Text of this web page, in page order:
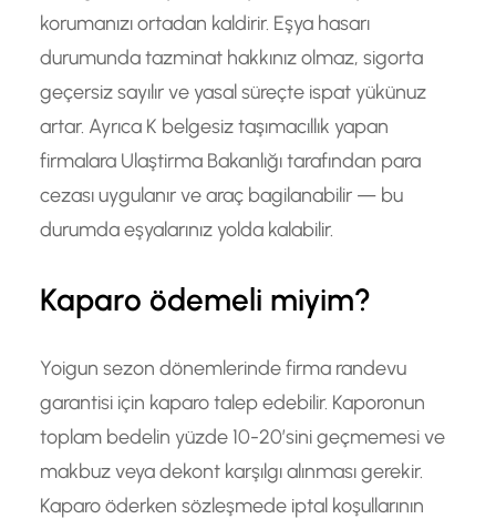
korumanızı ortadan kaldirir. Eşya hasarı
durumunda tazminat hakkınız olmaz, sigorta
geçersiz sayılır ve yasal süreçte ispat yükünuz
artar. Ayrıca K belgesiz taşımacıllık yapan
firmalara Ulaştirma Bakanlığı tarafından para
cezası uygulanır ve araç bagilanabilir — bu
durumda eşyalarınız yolda kalabilir.
Kaparo ödemeli miyim?
Yoigun sezon dönemlerinde firma randevu
garantisi için kaparo talep edebilir. Kaporonun
toplam bedelin yüzde 10-20’sini geçmemesi ve
makbuz veya dekont karşılgı alınması gerekir.
Kaparo öderken sözleşmede iptal koşullarının